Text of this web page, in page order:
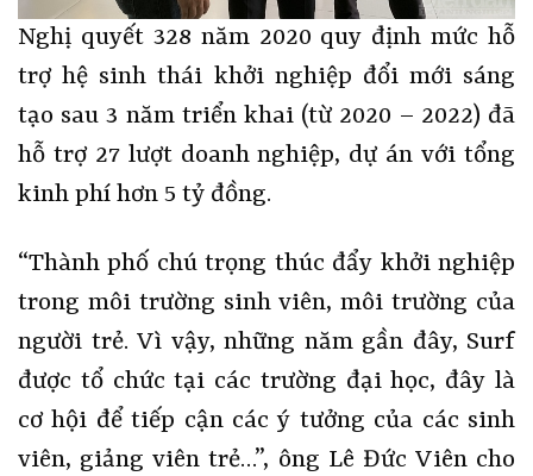
Nghị quyết 328 năm 2020 quy định mức hỗ
trợ hệ sinh thái khởi nghiệp đổi mới sáng
tạo sau 3 năm triển khai (từ 2020 – 2022) đã
hỗ trợ 27 lượt doanh nghiệp, dự án với tổng
kinh phí hơn 5 tỷ đồng.
“Thành phố chú trọng thúc đẩy khởi nghiệp
trong môi trường sinh viên, môi trường của
người trẻ. Vì vậy, những năm gần đây, Surf
được tổ chức tại các trường đại học, đây là
cơ hội để tiếp cận các ý tưởng của các sinh
viên, giảng viên trẻ…”, ông Lê Đức Viên cho